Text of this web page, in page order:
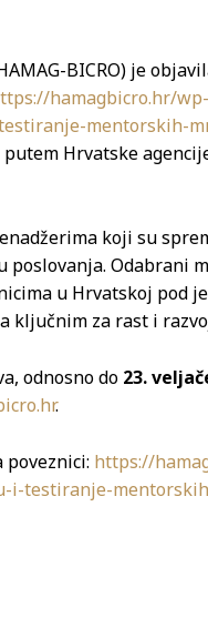
BICRO) je
hamagbicro.hr/wp-
mentorskih-
Hrvatske
koji su
poslovanja. Odabrani
u Hrvatskoj pod
za rast i
odnosno do 23.
.
https://
i-testiranje-